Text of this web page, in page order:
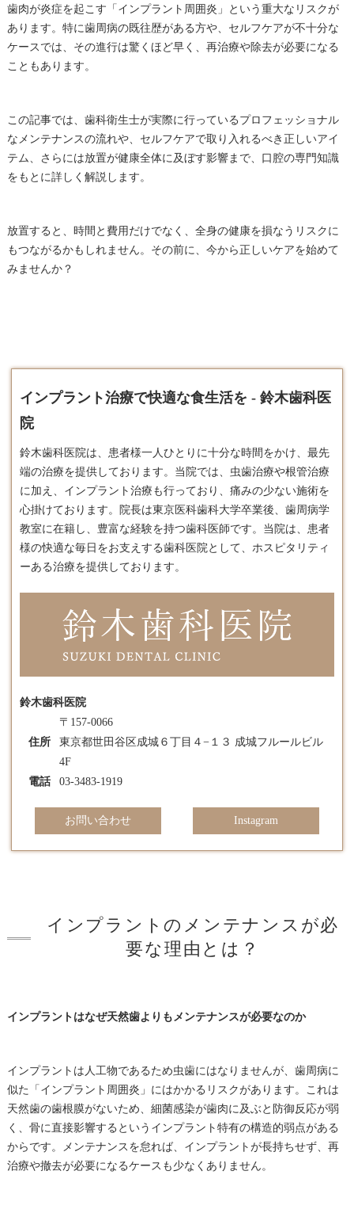
歯肉が炎症を起こす「インプラント周囲炎」という重大なリスクが
あります。特に歯周病の既往歴がある方や、セルフケアが不十分な
ケースでは、その進行は驚くほど早く、再治療や除去が必要になる
こともあります。
この記事では、歯科衛生士が実際に行っているプロフェッショナル
なメンテナンスの流れや、セルフケアで取り入れるべき正しいアイ
テム、さらには放置が健康全体に及ぼす影響まで、口腔の専門知識
をもとに詳しく解説します。
放置すると、時間と費用だけでなく、全身の健康を損なうリスクに
もつながるかもしれません。その前に、今から正しいケアを始めて
みませんか？
インプラント治療で快適な食生活を - 鈴木歯科医
院
鈴木歯科医院は、患者様一人ひとりに十分な時間をかけ、最先
端の治療を提供しております。​当院では、虫歯治療や根管治療
に加え、 インプラント 治療も行っており、痛みの少ない施術を
心掛けております。​院長は東京医科歯科大学卒業後、歯周病学
教室に在籍し、豊富な経験を持つ歯科医師です。​当院は、患者
様の快適な毎日をお支えする歯科医院として、ホスピタリティ
ーある治療を提供しております。
鈴木歯科医院
住所
〒157-0066
東京都世田谷区成城６丁目４−１３ 成城フルールビル
4F
電話
03-3483-1919
お問い合わせ Instagram
インプラントのメンテナンスが必
要な理由とは？
インプラントはなぜ天然歯よりもメンテナンスが必要なのか
インプラントは人工物であるため虫歯にはなりませんが、歯周病に
似た「インプラント周囲炎」にはかかるリスクがあります。これは
天然歯の歯根膜がないため、細菌感染が歯肉に及ぶと防御反応が弱
く、骨に直接影響するというインプラント特有の構造的弱点がある
からです。メンテナンスを怠れば、インプラントが長持ちせず、再
治療や撤去が必要になるケースも少なくありません。